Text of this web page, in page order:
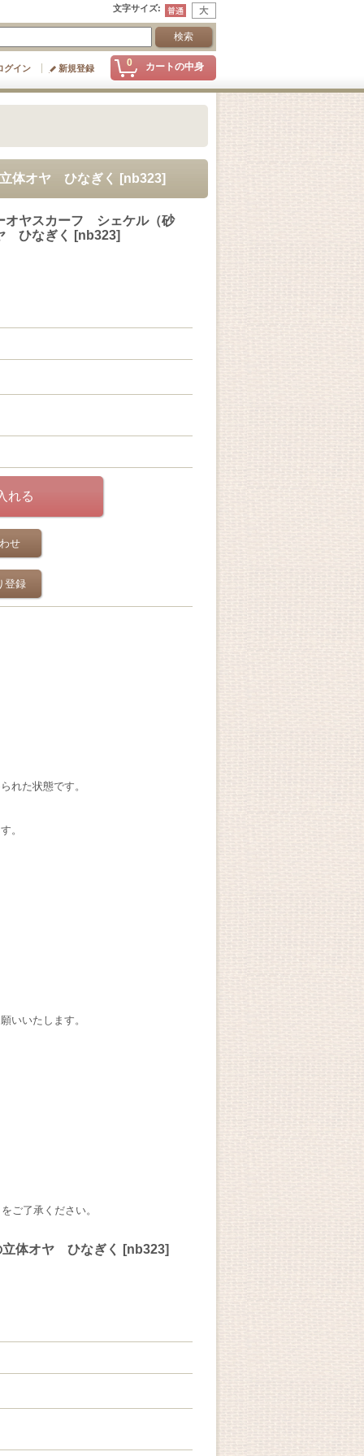
文字サイズ:
0 カートの中身
グイン 新規登録
体オヤ ひなぎく [nb323]
オヤスカーフ シェケル（砂
ひなぎく
[nb323]
せ
登録
れた状態です。
。
いいたします。
ご了承ください。
立体オヤ ひなぎく [nb323]